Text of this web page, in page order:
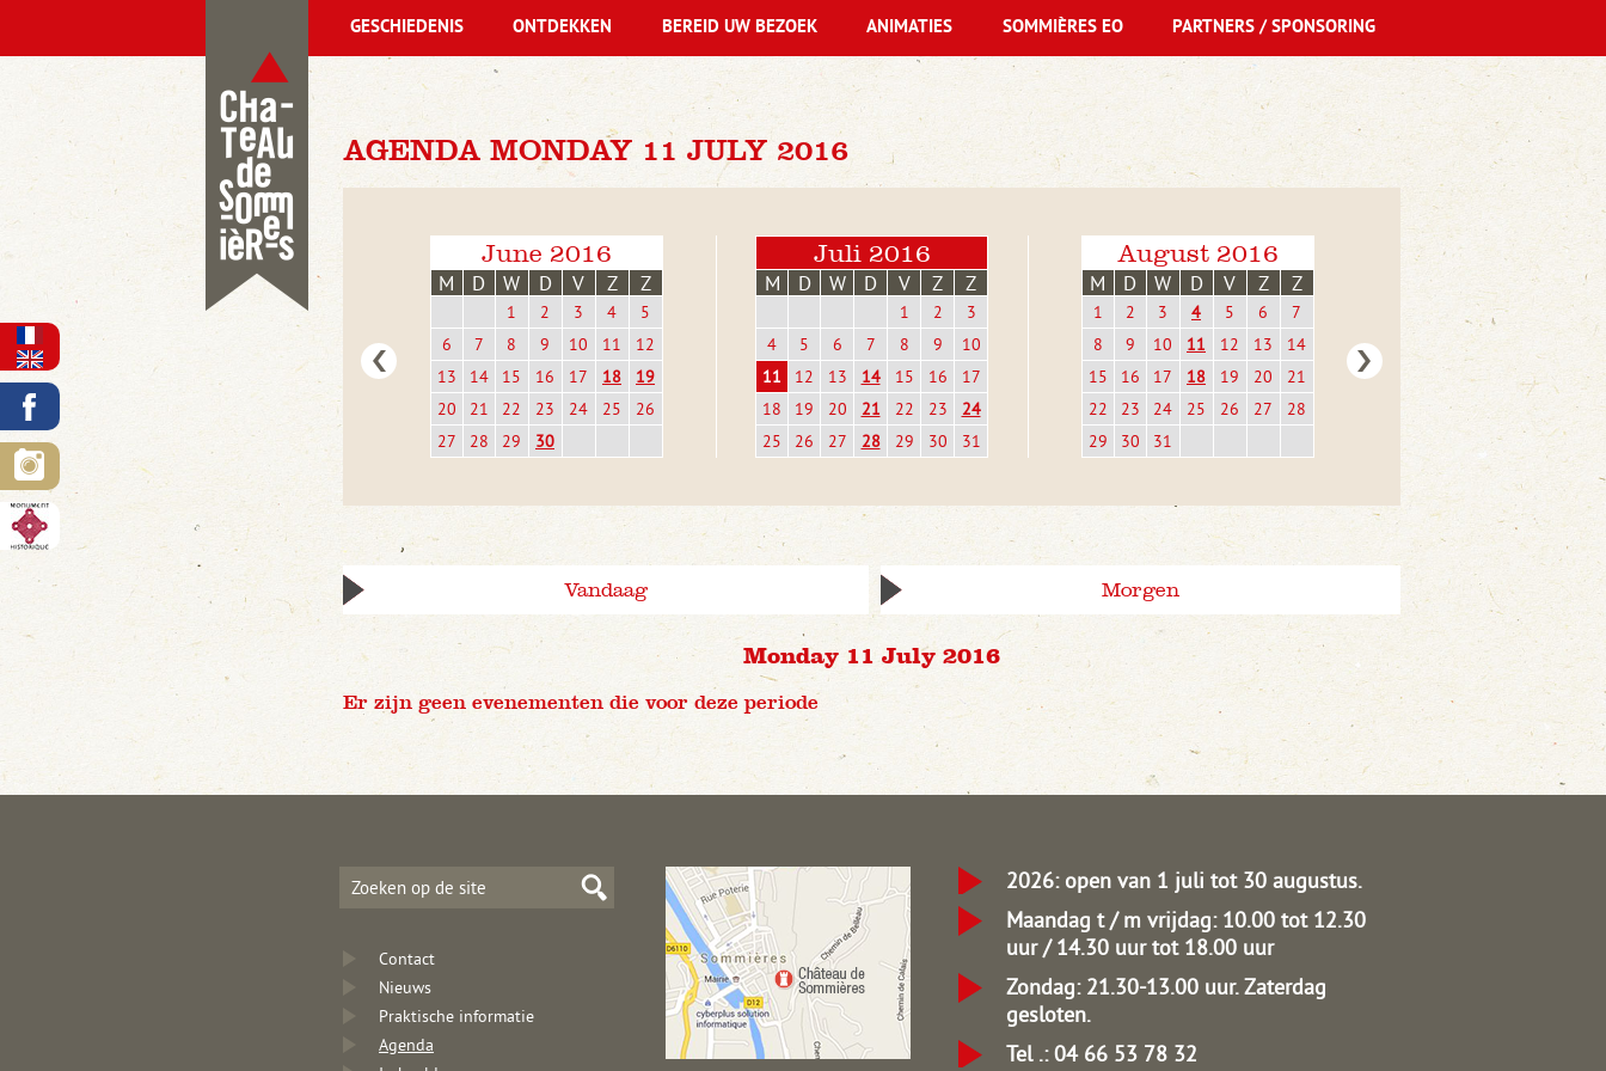
AGENDA MONDAY 11 JULY 2016
June 2016
M D W D V Z Z
1 2 3 4
5
6
7 8 9 10 11
12
13
14 15 16 17 18
19
20
21 22 23 24 25
26
27
28 29 30
Juli 2016
M D W D V Z Z
1 2
3
4
5 6 7 8 9
10
11
12 13 14 15 16
17
18
19 20 21 22 23
24
25
26 27 28 29 30 31
August 2016
M D W D V Z Z
1 2 3 4 5 6
7
8
9 10 11 12 13
14
15
16 17 18 19 20
21
22
23 24 25 26 27
28
29
30 31
Vandaag Morgen
Monday 11 July 2016
Er zijn geen evenementen die voor deze periode
GESCHIEDENIS ONTDEKKEN BEREID UW BEZOEK ANIMATIES SOMMIÈRES EO PARTNERS / SPONSORING
Contact
Nieuws
Praktische informatie
Agenda
2026: open van 1 juli tot 30 augustus.
Maandag t / m vrijdag: 10.00 tot 12.30
uur / 14.30 uur tot 18.00 uur
Zondag: 21.30-13.00 uur.Zaterdag
gesloten.
Tel .: 04 66 53 78 32